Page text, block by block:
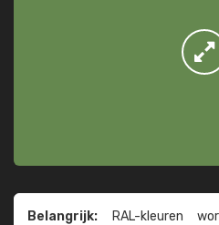
Belangrijk: RAL-kleuren